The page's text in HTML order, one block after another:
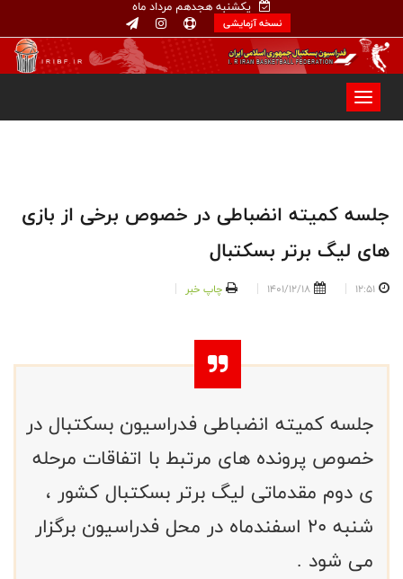
یکشنبه هجدهم مرداد ماه
نسخه آزمایشی
جلسه کمیته انضباطی در خصوص برخی از بازی
های لیگ برتر بسکتبال
12:51
1401/12/18 چاپ خبر
جلسه کمیته انضباطی فدراسیون بسکتبال در
خصوص پرونده های مرتبط با اتفاقات مرحله
ی دوم مقدماتی لیگ برتر بسکتبال کشور ،
شنبه ۲۰ اسفندماه در محل فدراسیون برگزار
می شود .